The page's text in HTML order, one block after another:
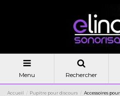
Menu Rechercher
Accueil Pupitre pour discours Accessoires